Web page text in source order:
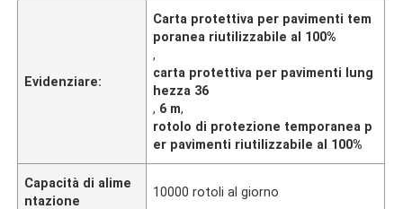
Evidenziare:
Carta protettiva per pavimenti tem
poranea riutilizzabile al 100%
,
carta protettiva per pavimenti lung
hezza 36
, 6 m,
rotolo di protezione temporanea p
er pavimenti riutilizzabile al 100%
Capacità di alime
ntazione
10000 rotoli al giorno